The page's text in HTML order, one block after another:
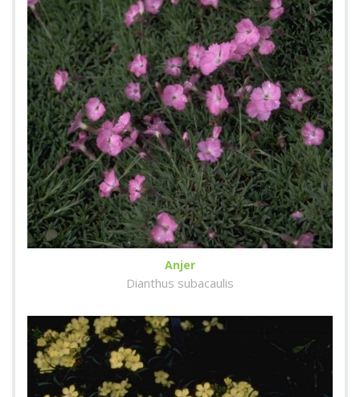
Anjer
Dianthus subacaulis